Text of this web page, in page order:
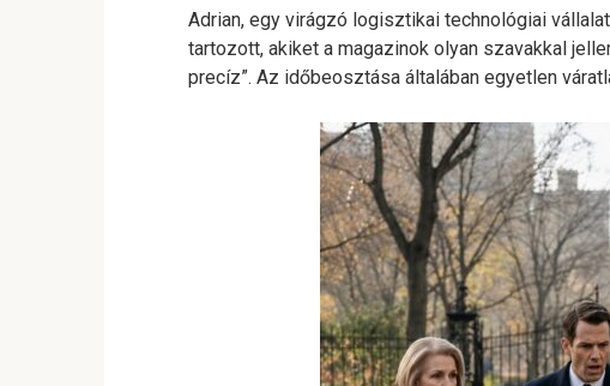
Adrian, egy virágzó logisztikai technológiai
tartozott, akiket a magazinok olyan szavakkal
precíz”. Az időbeosztása általában egyetlen